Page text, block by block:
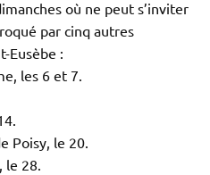
où ne peut s’inviter
par cinq autres
Eusèbe :
les 6 et 7.
Poisy, le 20.
le 28.